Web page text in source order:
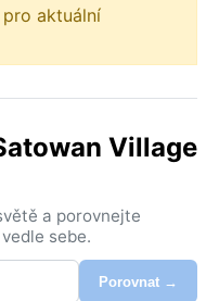
aktuální
Village
a porovnejte
sebe.
Porovnat →